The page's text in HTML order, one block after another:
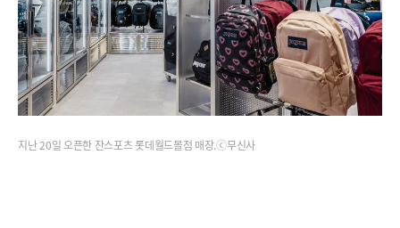
지난 20일 오픈한 잔스포츠 롯데월드몰점 매장.ⓒ무신사